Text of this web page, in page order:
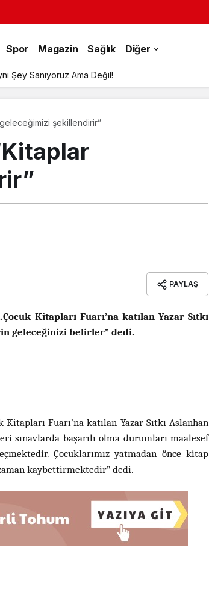
Spor Magazin Sağlık Diğer
Şey Sanıyoruz Ama Değil!
geleceğimizi şekillendirir”
PAYLAŞ
Kitapları Fuarı’na katılan Yazar Sıtkı
geleceğinizi belirler” dedi.
Fuarı’na katılan Yazar Sıtkı Aslanhan
sınavlarda başarılı olma durumları maalesef
Çocuklarımız yatmadan önce kitap
kaybettirmektedir” dedi.